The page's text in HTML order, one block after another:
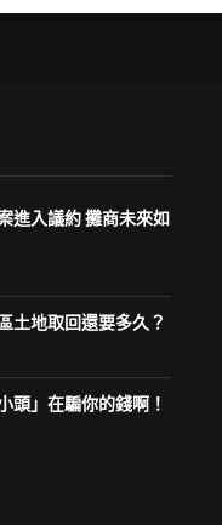
進入議約 攤商未來如
土地取回還要多久？
頭」在騙你的錢啊！